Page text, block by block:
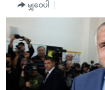
အကြောင်းအရာ
ကျော်
ကြည့်
ရန်
အစ္စရေး-ပါလက်စတိုင်း
ရပ်ဝန်းတခု လမ်းတခု အလွန်
အင်္ဂလိပ်စာလေ့လာမယ်
အမေရိကန်သုံးအီဒီယံ
မကြေးမုံရဲ့ အင်္ဂလိပ်စာ
ရုပ်ရှင်ထဲက အင်္ဂလိပ်စာ
အပတ်စဉ်ကဏ္ဍများ
ရေဒီယို
တီဗွီ
ရေဒီယိုနှင့်ရုပ်သံ အချက်အလ
ရေဒီယို/တီဗွီအစီအစဉ်
မျှဝေပါ